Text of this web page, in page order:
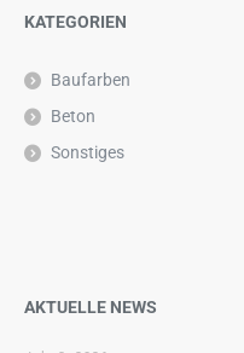
KATEGORIEN
Baufarben
Beton
Sonstiges
AKTUELLE NEWS